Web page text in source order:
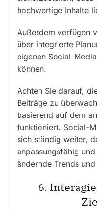
hochwertige Inhalte
Außerdem verfügen
über integrierte
eigenen Social-
können.
Achten Sie darauf,
Beiträge zu
basierend auf dem
funktioniert. Social-
sich ständig weiter,
anpassungsfähig
ändernde Trends
6.